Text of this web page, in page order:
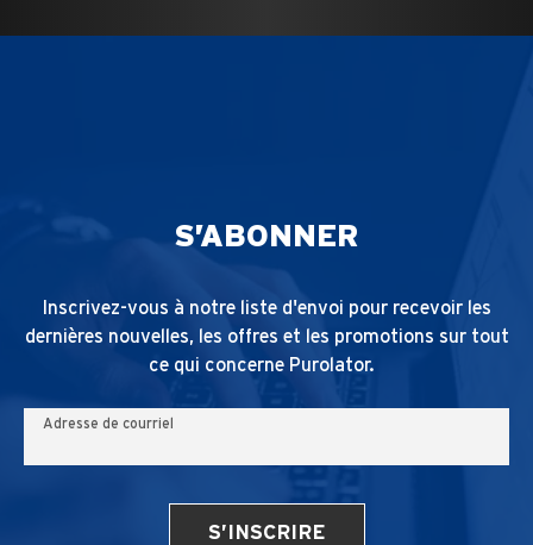
S’ABONNER
Inscrivez-vous à notre liste d'envoi pour recevoir les
dernières nouvelles, les offres et les promotions sur tout
ce qui concerne Purolator.
Adresse de courriel
S’INSCRIRE